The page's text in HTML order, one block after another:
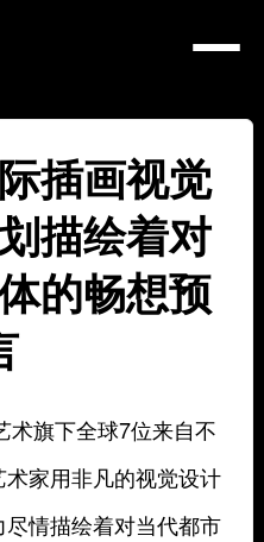
插画视觉
描绘着对
的畅想预
术旗下全球7位来自不
家用非凡的视觉设计
情描绘着对当代都市